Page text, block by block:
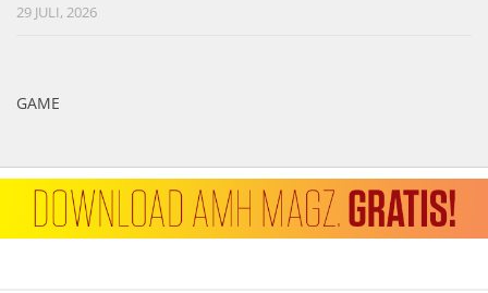
29 JULI, 2026
GAME